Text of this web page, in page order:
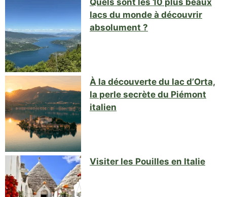
Quels sont les 10 plus beaux
lacs du monde à découvrir
absolument ?
À la découverte du lac d’Orta,
la perle secrète du Piémont
italien
Visiter les Pouilles en Italie